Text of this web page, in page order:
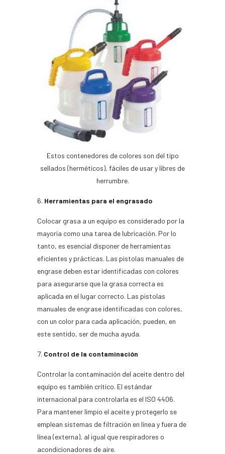
Estos contenedores de colores son del tipo
sellados (herméticos), fáciles de usar y libres de
herrumbre.
Herramientas para el engrasado
Colocar grasa a un equipo es considerado por la
mayoría como una tarea de lubricación. Por lo
tanto, es esencial disponer de herramientas
eficientes y prácticas. Las pistolas manuales de
engrase deben estar identificadas con colores
para asegurarse que la grasa correcta es
aplicada en el lugar correcto. Las pistolas
manuales de engrase identificadas con colores,
con un color para cada aplicación, pueden, en
este sentido, ser de mucha ayuda.
Control de la contaminación
Controlar la contaminación del aceite dentro del
equipo es también crítico. El estándar
internacional para controlarla es el ISO 4406.
Para mantener limpio el aceite y protegerlo se
emplean sistemas de filtración en línea y fuera de
línea (externa), al igual que respiradores o
acondicionadores de aire.